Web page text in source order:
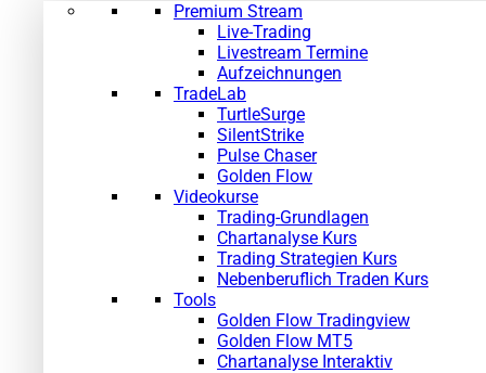
Premium Stream
Live-Trading
Livestream Termine
Aufzeichnungen
TradeLab
TurtleSurge
SilentStrike
Pulse Chaser
Golden Flow
Videokurse
Trading-Grundlagen
Chartanalyse Kurs
Trading Strategien Kurs
Nebenberuflich Traden Kurs
Tools
Golden Flow Tradingview
Golden Flow MT5
Chartanalyse Interaktiv